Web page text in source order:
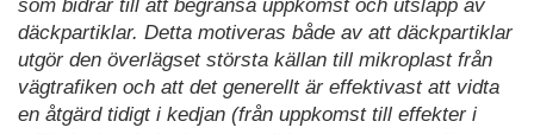
som bidrar till att begränsa uppkomst och utsläpp av
däckpartiklar. Detta motiveras både av att däckpartiklar
utgör den överlägset största källan till mikroplast från
vägtrafiken och att det generellt är effektivast att vidta
en åtgärd tidigt i kedjan (från uppkomst till effekter i